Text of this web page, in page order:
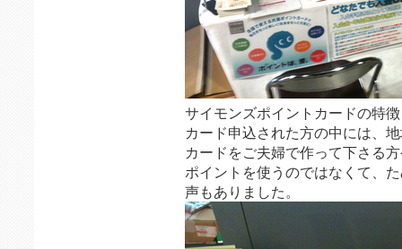
サイモンズポイントカードの特
カード申込された方の中には、
カードをご夫婦で作って下さる
ポイントを使うのではなくて、
声もありました。